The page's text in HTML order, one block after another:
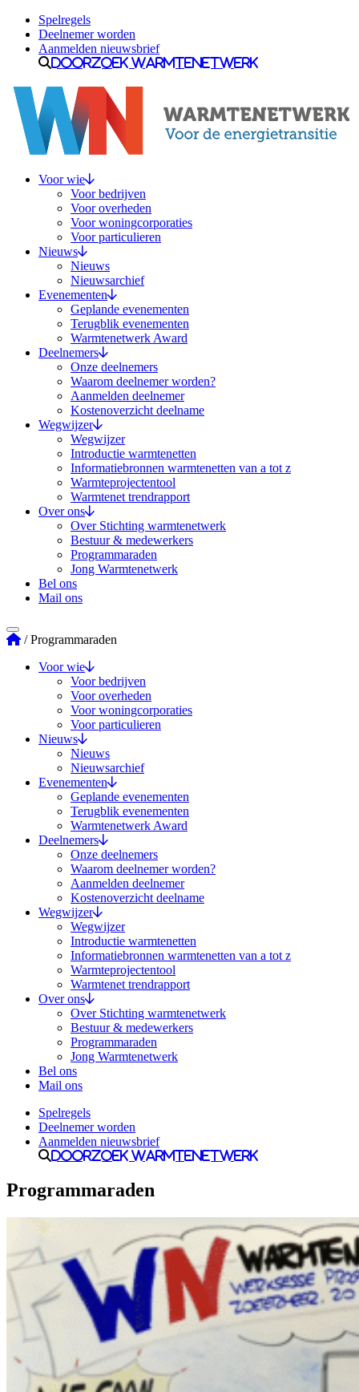
Ga naar inhoud
Spelregels
Deelnemer worden
Aanmelden nieuwsbrief
Doorzoek Warmtenetwerk
Voor wie
Voor bedrijven
Voor overheden
Voor woningcorporaties
Voor particulieren
Nieuws
Nieuws
Nieuwsarchief
Evenementen
Geplande evenementen
Terugblik evenementen
Warmtenetwerk Award
Deelnemers
Onze deelnemers
Waarom deelnemer worden?
Aanmelden deelnemer
Kostenoverzicht deelname
Wegwijzer
Wegwijzer
Introductie warmtenetten
Informatiebronnen warmtenetten van a tot z
Warmteprojectentool
Warmtenet trendrapport
Over ons
Over Stichting warmtenetwerk
Bestuur & medewerkers
Programmaraden
Jong Warmtenetwerk
Bel ons
Mail ons
Stichting Warmtenetwerk
/Programmaraden
Voor wie
Voor bedrijven
Voor overheden
Voor woningcorporaties
Voor particulieren
Nieuws
Nieuws
Nieuwsarchief
Evenementen
Geplande evenementen
Terugblik evenementen
Warmtenetwerk Award
Deelnemers
Onze deelnemers
Waarom deelnemer worden?
Aanmelden deelnemer
Kostenoverzicht deelname
Wegwijzer
Wegwijzer
Introductie warmtenetten
Informatiebronnen warmtenetten van a tot z
Warmteprojectentool
Warmtenet trendrapport
Over ons
Over Stichting warmtenetwerk
Bestuur & medewerkers
Programmaraden
Jong Warmtenetwerk
Bel ons
Mail ons
Spelregels
Deelnemer worden
Aanmelden nieuwsbrief
Doorzoek Warmtenetwerk
Programmaraden